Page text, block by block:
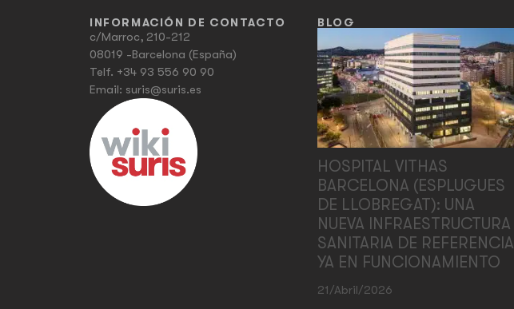
INFORMACIÓN DE CONTACTO
c/Marroc, 210-212
08019 -Barcelona (España)
Telf. +34 93 556 90 90
Email: suris@suris.es
BLOG
HOSPITAL VITHAS
BARCELONA (ESPLUGUES
DE LLOBREGAT): UNA
NUEVA INFRAESTRUCTURA
SANITARIA DE REFERENCIA
YA EN FUNCIONAMIENTO
21/abril/2026